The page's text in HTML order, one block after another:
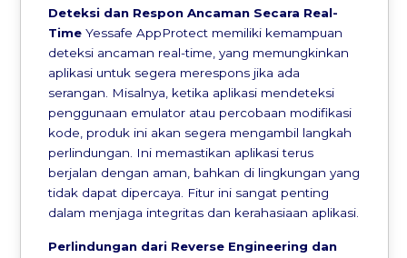
Deteksi dan Respon Ancaman Secara Real-
Time Yessafe AppProtect memiliki kemampuan
deteksi ancaman real-time, yang memungkinkan
aplikasi untuk segera merespons jika ada
serangan. Misalnya, ketika aplikasi mendeteksi
penggunaan emulator atau percobaan modifikasi
kode, produk ini akan segera mengambil langkah
perlindungan. Ini memastikan aplikasi terus
berjalan dengan aman, bahkan di lingkungan yang
tidak dapat dipercaya. Fitur ini sangat penting
dalam menjaga integritas dan kerahasiaan aplikasi.
Perlindungan dari Reverse Engineering dan